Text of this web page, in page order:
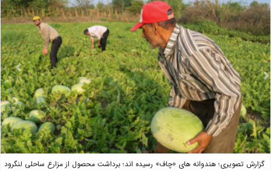
گزارش تصویری؛ هندوانه های «چاف» رسیده اند؛ برداشت محصول از مزارع ساحلی لنگرود
Next